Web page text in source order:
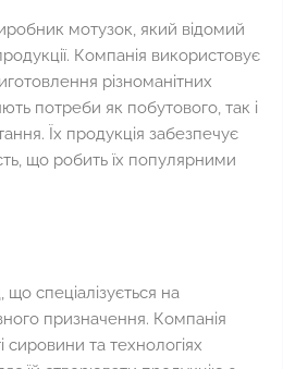
мотузок, який відомий
Компанія використовує
різноманітних
потреби як побутового, так і
Їх продукція забезпечує
що робить їх популярними
спеціалізується на
призначення. Компанія
сировини та технологіях